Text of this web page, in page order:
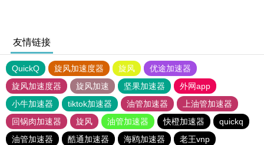
友情链接
QuickQ 旋风加速度器 旋风
优途加速器
旋风加速度器
旋风加速 坚果加速器
外网app
小牛加速器
tiktok加速器 油管加速器
上油管加速器
回锅肉加速器
旋风 油管加速器 快橙加速器
quickq
油管加速器
酷通加速器 海鸥加速器
老王vnp